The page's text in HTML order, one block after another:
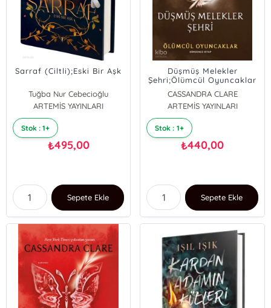
Sarraf (Ciltli);Eski Bir Aşk
Tuğba Nur Cebecioğlu
ARTEMİS YAYINLARI
Stok : 1+
₺495,00
Sepete Ekle
Düşmüş Melekler
Şehri;Ölümcül Oyuncaklar
CASSANDRA CLARE
ARTEMİS YAYINLARI
Stok : 1+
₺440,00
Sepete Ekle